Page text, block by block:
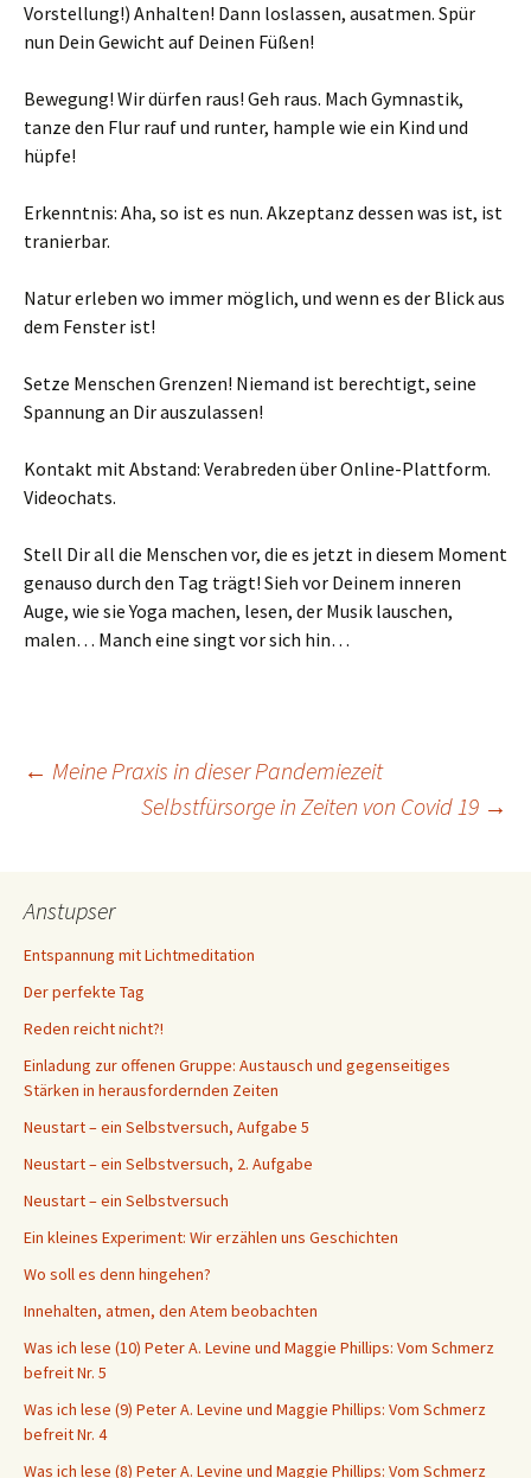
Vorstellung!) Anhalten! Dann loslassen, ausatmen. Spür
nun Dein Gewicht auf Deinen Füßen!
Bewegung! Wir dürfen raus! Geh raus. Mach Gymnastik,
tanze den Flur rauf und runter, hample wie ein Kind und
hüpfe!
Erkenntnis: Aha, so ist es nun. Akzeptanz dessen was ist, ist
tranierbar.
Natur erleben wo immer möglich, und wenn es der Blick aus
dem Fenster ist!
Setze Menschen Grenzen! Niemand ist berechtigt, seine
Spannung an Dir auszulassen!
Kontakt mit Abstand: Verabreden über Online-Plattform.
Videochats.
Stell Dir all die Menschen vor, die es jetzt in diesem Moment
genauso durch den Tag trägt! Sieh vor Deinem inneren
Auge, wie sie Yoga machen, lesen, der Musik lauschen,
malen… Manch eine singt vor sich hin…
Beitragsnavigation
← Meine Praxis in dieser Pandemiezeit
Selbstfürsorge in Zeiten von Covid 19 →
Anstupser
Entspannung mit Lichtmeditation
Der perfekte Tag
Reden reicht nicht?!
Einladung zur offenen Gruppe: Austausch und gegenseitiges
Stärken in herausfordernden Zeiten
Neustart – ein Selbstversuch, Aufgabe 5
Neustart – ein Selbstversuch, 2. Aufgabe
Neustart – ein Selbstversuch
Ein kleines Experiment: Wir erzählen uns Geschichten
Wo soll es denn hingehen?
Innehalten, atmen, den Atem beobachten
Was ich lese (10) Peter A. Levine und Maggie Phillips: Vom Schmerz
befreit Nr. 5
Was ich lese (9) Peter A. Levine und Maggie Phillips: Vom Schmerz
befreit Nr. 4
Was ich lese (8) Peter A. Levine und Maggie Phillips: Vom Schmerz